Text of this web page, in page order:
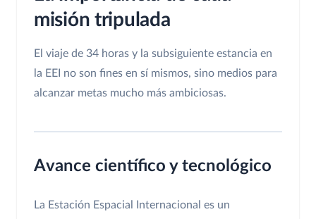
misión tripulada
El viaje de 34 horas y la subsiguiente estancia en
la EEI no son fines en sí mismos, sino medios para
alcanzar metas mucho más ambiciosas.
Avance científico y tecnológico
La Estación Espacial Internacional es un